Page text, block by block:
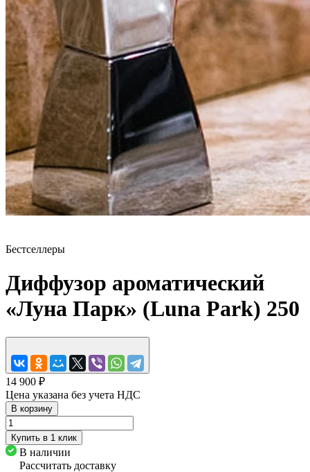
Бестселлеры
Диффузор ароматический
«Луна Парк» (Luna Park) 250
14 900 ₽
Цена указана без учета НДС
В корзину
Купить в 1 клик
В наличии
Рассчитать доставку